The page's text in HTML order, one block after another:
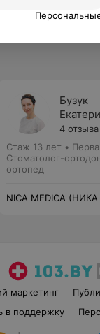
Бузук
4 отзыва
Стаж 13 лет •
Стоматолог-
ортопед
NICA MEDICA
маркетинг
в поддержку